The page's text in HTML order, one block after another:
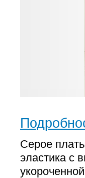
Серое
эластика с